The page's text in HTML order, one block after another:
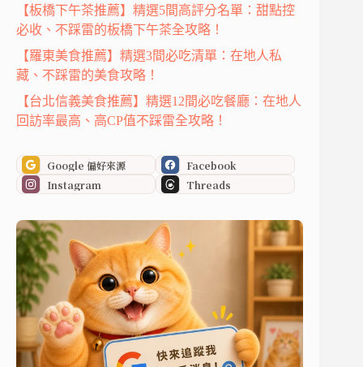
【板橋下午茶推薦】精選5間高評分名單：甜點控
必收、不踩雷的板橋下午茶全攻略！
【羅東美食推薦】精選3間必吃清單：在地人私
藏、不踩雷的美食攻略！
【台北信義美食推薦】精選12間必吃餐廳：在地人
回訪率最高、高CP值不踩雷全攻略！
Google 偏好來源
Facebook
Instagram
Threads